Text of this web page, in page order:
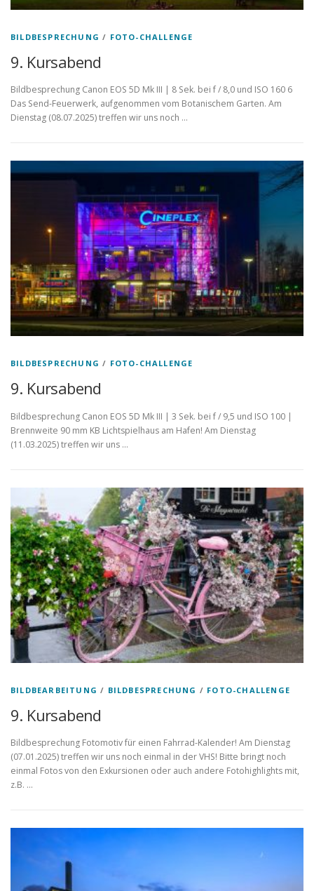
BILDBESPRECHUNG / FOTO-CHALLENGE
9. Kursabend
Bildbesprechung Canon EOS 5D Mk III | 8 Sek. bei f / 8,0 und ISO 160 6
Das Send-Feuerwerk, aufgenommen vom Botanischem Garten. Am
Dienstag (08.07.2025) treffen wir uns noch …
BILDBESPRECHUNG / FOTO-CHALLENGE
9. Kursabend
Bildbesprechung Canon EOS 5D Mk III | 3 Sek. bei f / 9,5 und ISO 100 |
Brennweite 90 mm KB Lichtspielhaus am Hafen! Am Dienstag
(11.03.2025) treffen wir uns …
BILDBEARBEITUNG / BILDBESPRECHUNG / FOTO-CHALLENGE
9. Kursabend
Bildbesprechung Fotomotiv für einen Fahrrad-Kalender! Am Dienstag
(07.01.2025) treffen wir uns noch einmal in der VHS! Bitte bringt noch
einmal Fotos von den Exkursionen oder auch andere Fotohighlights mit,
z.B. …